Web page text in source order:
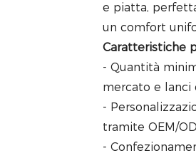
e piatta,
un comfort
Caratteristiche
- Quantità
mercato e lanci
-
tramite OEM/
-